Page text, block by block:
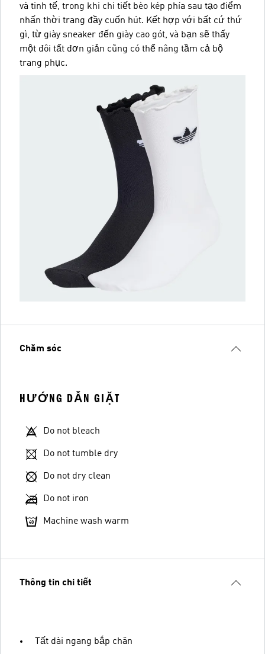
và tinh tế, trong khi chi tiết bèo kép phía sau tạo điểm
nhấn thời trang đầy cuốn hút. Kết hợp với bất cứ thứ
gì, từ giày sneaker đến giày cao gót, và bạn sẽ thấy
một đôi tất đơn giản cũng có thể nâng tầm cả bộ
trang phục.
Chăm sóc
HƯỚNG DẪN GIẶT
Do not bleach
Do not tumble dry
Do not dry clean
Do not iron
Machine wash warm
Thông tin chi tiết
Tất dài ngang bắp chân